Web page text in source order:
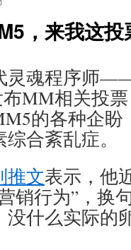
，来我这
灵魂程序师
MM相关投
的各种企
合紊乱症。
推文表示，他
销行为”，换
没什么实际的